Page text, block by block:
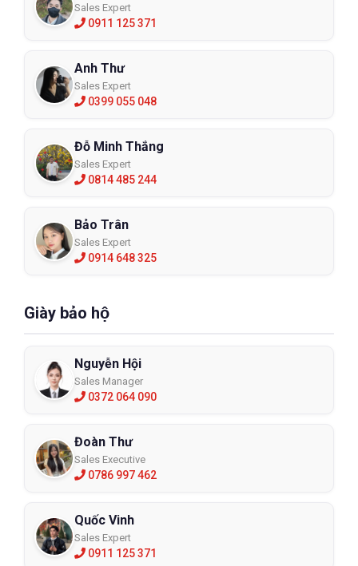
Sales Expert
0911 125 371
Anh Thư
Sales Expert
0399 055 048
Đỗ Minh Thắng
Sales Expert
0814 485 244
Bảo Trân
Sales Expert
0914 648 325
Giày bảo hộ
Nguyễn Hội
Sales Manager
0372 064 090
Đoàn Thư
Sales Executive
0786 997 462
Quốc Vinh
Sales Expert
0911 125 371